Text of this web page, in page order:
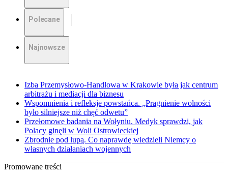
Polecane
Najnowsze
Izba Przemysłowo-Handlowa w Krakowie była jak centrum
arbitrażu i mediacji dla biznesu
Wspomnienia i refleksje powstańca. „Pragnienie wolności
było silniejsze niż chęć odwetu”
Przełomowe badania na Wołyniu. Medyk sprawdzi, jak
Polacy ginęli w Woli Ostrowieckiej
Zbrodnie pod lupą. Co naprawdę wiedzieli Niemcy o
własnych działaniach wojennych
Promowane treści